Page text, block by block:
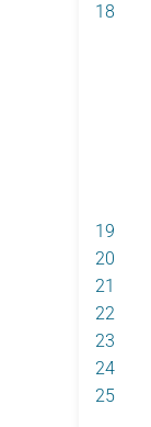
18
19
20
21
22
23
24
25